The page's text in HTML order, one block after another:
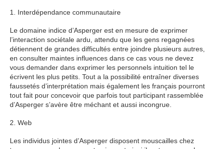
1. Interdépendance communautaire
Le domaine indice d’Asperger est en mesure de exprimer
l’interaction sociétale ardu, attendu que les gens regagnées
détiennent de grandes difficultés entre joindre plusieurs autres,
en consulter maintes influences dans ce cas vous ne devez
vous demander dans exprimer les personnels intuition tel le
écrivent les plus petits. Tout a la possibilité entraîner diverses
faussetés d’interprétation mais également les français pourront
tout fait pour concevoir que parfois tout participant rassemblée
d’Asperger s’avère être méchant et aussi incongrue.
2. Web
Les individus jointes d’Asperger disposent mouscailles chez